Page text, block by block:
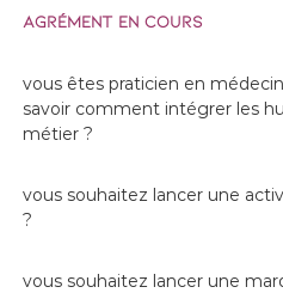
Agrément en cours
vous êtes praticien en
savoir comment intégrer les
métier ?
vous souhaitez lancer une
?
vous souhaitez lancer une